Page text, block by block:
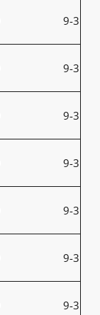
9-31
9-31
9-31
9-31
9-31
9-31
9-31